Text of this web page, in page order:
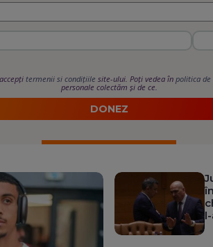
termenii si condițiile site-ului. Poți vedea înpolitica
personale colectăm și de ce.
DONEZ